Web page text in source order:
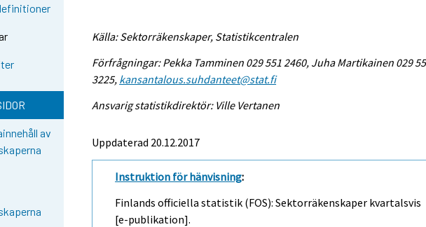
av
Källa: Sektorräkenskaper, Statistikcentralen
Förfrågningar: Pekka Tamminen 029 551 2460, Juha Martikainen 029
3225, kansantalous.suhdanteet@stat.fi
Ansvarig statistikdirektör: Ville Vertanen
Uppdaterad 20.12.2017
Instruktion för hänvisning:
Finlands officiella statistik (FOS): Sektorräkenskaper kvartalsvis
[e-publikation].